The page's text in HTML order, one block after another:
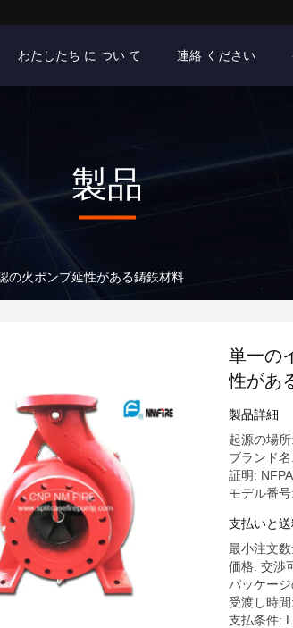
わたしたち に つい て 連絡 ください
製品
の火ポンプ延性がある鋳鉄材料
単一の
性があ
製品詳細
起源の場
ブランド
証明:
モデル番
支払いと
最小注文
価格: 交渉
パッケー
受渡し時
支払条件: